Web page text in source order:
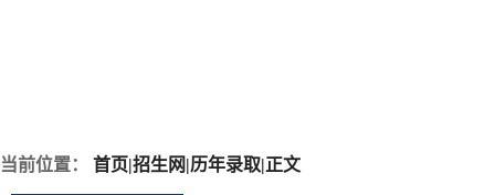
当前位置： 首页|招生网|历年录取|正文